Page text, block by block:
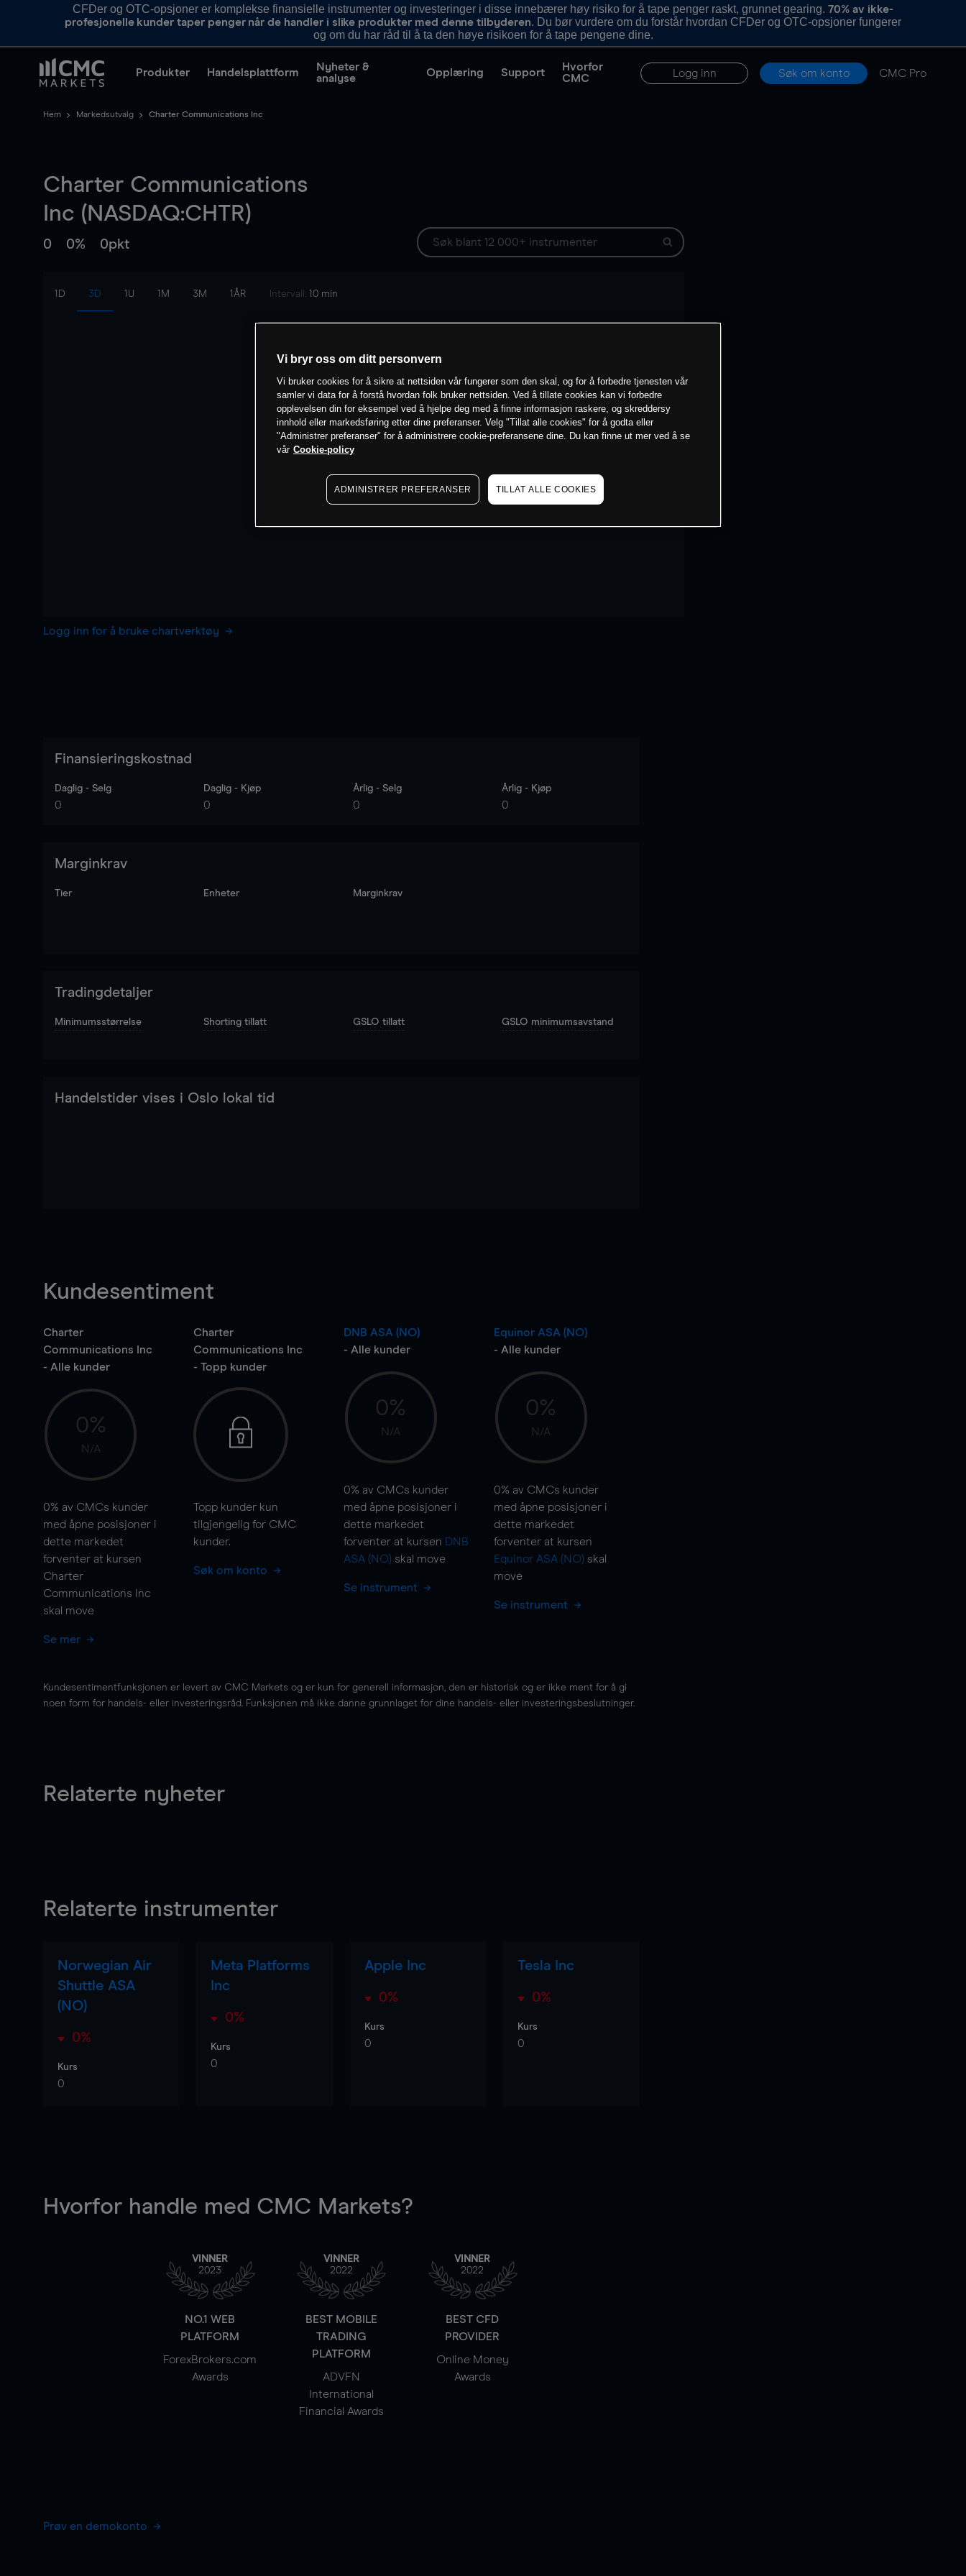
CFDer og OTC-opsjoner er komplekse finansielle instrumenter og investeringer i disse innebærer høy risiko for å tape penger raskt, grunnet gearing.70% av ikke-
profesjonelle kunder taper penger når de handler i slike produkter med denne tilbyderen. Du bør vurdere om du forstår hvordan CFDer og OTC-opsjoner fungerer
og om du har råd til å ta den høye risikoen for å tape pengene dine.
Produkter Handelsplattform
Nyheter &
analyse
Opplæring Support
Hvorfor
CMC
Logg inn Søk om konto CMC Pro
Hem Markedsutvalg Charter Communications Inc
Charter Communications
Inc (NASDAQ:CHTR)
0 0% 0pkt
1D 3D 1U 1M 3M 1ÅR Intervall: 10 min
Logg inn for å bruke chartverktøy
Finansieringskostnad
Daglig - Selg
0
Daglig - Kjøp
0
Årlig - Selg
0
Årlig - Kjøp
0
Marginkrav
Tier Enheter Marginkrav
Tradingdetaljer
Minimumsstørrelse Shorting tillatt GSLO tillatt GSLO minimumsavstand
Handelstider vises i Oslo lokal tid
Kundesentiment
Charter
Communications Inc
- Alle kunder
0%
N/A
0% av CMCs kunder
med åpne posisjoner i
dette markedet
forventer at kursen
Charter
Communications Inc
skal move
Se mer
Charter
Communications Inc
- Topp kunder
Topp kunder kun
tilgjengelig for CMC
kunder.
Søk om konto
DNB ASA (NO)
- Alle kunder
0%
N/A
0% av CMCs kunder
med åpne posisjoner i
dette markedet
forventer at kursen DNB
ASA (NO) skal move
Se instrument
Equinor ASA (NO)
- Alle kunder
0%
N/A
0% av CMCs kunder
med åpne posisjoner i
dette markedet
forventer at kursen
Equinor ASA (NO) skal
move
Se instrument
Kundesentimentfunksjonen er levert av CMC Markets og er kun for generell informasjon, den er historisk og er ikke ment for å gi
noen form for handels- eller investeringsråd. Funksjonen må ikke danne grunnlaget for dine handels- eller investeringsbeslutninger.
Relaterte nyheter
Relaterte instrumenter
Norwegian Air
Shuttle ASA
(NO)
0%
Kurs
0
Meta Platforms
Inc
0%
Kurs
0
Apple Inc
0%
Kurs
0
Tesla Inc
0%
Kurs
0
Hvorfor handle med CMC Markets?
VINNER
2023
NO.1 WEB
PLATFORM
ForexBrokers.com
Awards
VINNER
2022
BEST MOBILE
TRADING
PLATFORM
ADVFN
International
Financial Awards
VINNER
2022
BEST CFD
PROVIDER
Online Money
Awards
Prøv en demokonto
Vi bryr oss om ditt personvern
Vi bruker cookies for å sikre at nettsiden vår fungerer som den skal, og for å forbedre tjenesten vår
samler vi data for å forstå hvordan folk bruker nettsiden. Ved å tillate cookies kan vi forbedre
opplevelsen din for eksempel ved å hjelpe deg med å finne informasjon raskere, og skreddersy
innhold eller markedsføring etter dine preferanser. Velg "Tillat alle cookies" for å godta eller
"Administrer preferanser" for å administrere cookie-preferansene dine. Du kan finne ut mer ved å se
vår Cookie-policy
ADMINISTRER PREFERANSER TILLAT ALLE COOKIES